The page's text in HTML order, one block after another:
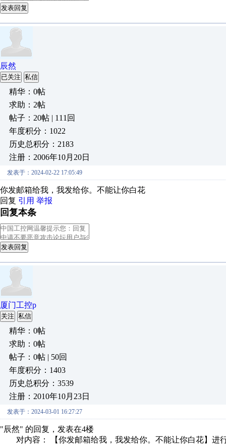
发表回复
辰然
已关注 私信
精华：0帖
求助：2帖
帖子：20帖 | 111回
年度积分：1022
历史总积分：2183
注册：2006年10月20日
发表于：2024-02-22 17:05:49
你发邮箱给我，我发给你。不能让你白花
回复 引用 举报
回复本条
发表回复
厦门工控p
关注 私信
精华：0帖
求助：0帖
帖子：0帖 | 50回
年度积分：1403
历史总积分：3539
注册：2010年10月23日
发表于：2024-03-01 16:27:27
"辰然" 的回复，发表在4楼
对内容： 【你发邮箱给我，我发给你。不能让你白花】进